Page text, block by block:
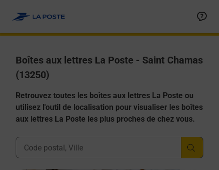
Boîtes aux lettres La Poste - Saint Chamas
(13250)
Retrouvez toutes les boîtes aux lettres La Poste ou
utilisez l'outil de localisation pour visualiser les boîtes
aux lettres La Poste les plus proches de chez vous.
Ville, Département, Code Postal